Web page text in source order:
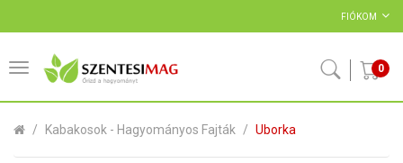
FIÓKOM
0
Kabakosok - Hagyományos Fajták Uborka